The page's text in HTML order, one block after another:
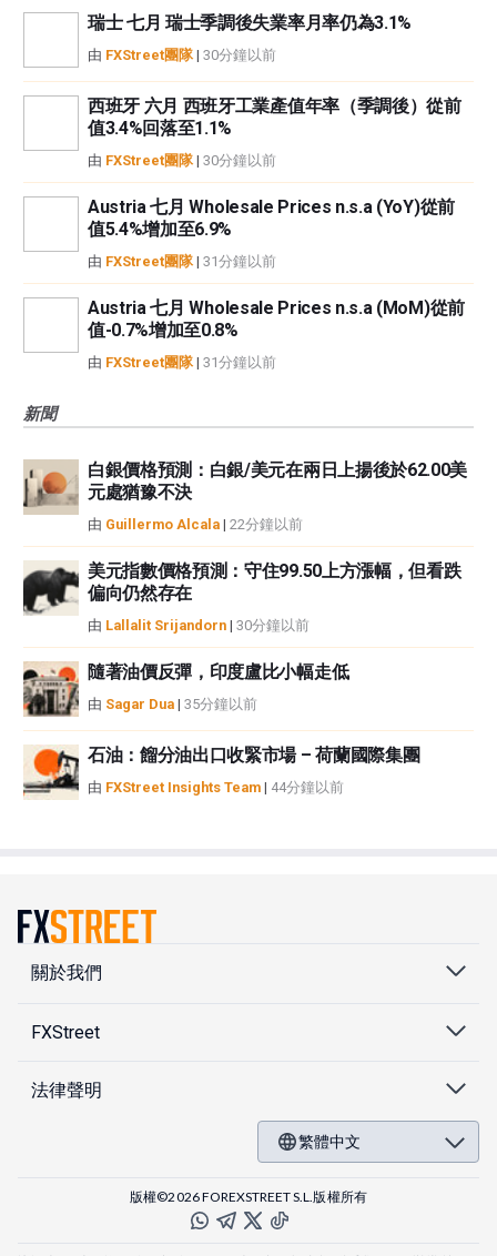
瑞士 七月 瑞士季調後失業率月率仍為3.1%
由 FXStreet團隊| 30分鐘以前
西班牙 六月 西班牙工業產值年率（季調後）從前
值3.4%回落至1.1%
由 FXStreet團隊| 30分鐘以前
Austria 七月 Wholesale Prices n.s.a (YoY)從前
值5.4%增加至6.9%
由 FXStreet團隊| 31分鐘以前
Austria 七月 Wholesale Prices n.s.a (MoM)從前
值-0.7%增加至0.8%
由 FXStreet團隊| 31分鐘以前
新聞
白銀價格預測：白銀/美元在兩日上揚後於62.00美
元處猶豫不決
由 Guillermo Alcala | 22分鐘以前
美元指數價格預測：守住99.50上方漲幅，但看跌
偏向仍然存在
由 Lallalit Srijandorn | 30分鐘以前
隨著油價反彈，印度盧比小幅走低
由 Sagar Dua | 35分鐘以前
石油：餾分油出口收緊市場 – 荷蘭國際集團
由 FXStreet Insights Team | 44分鐘以前
關於我們
FXStreet
法律聲明
繁體中文
版權©2026 FOREXSTREET S.L.版權所有